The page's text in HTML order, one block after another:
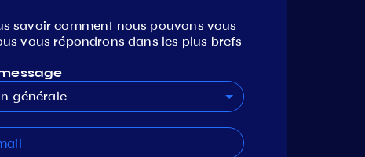
savoir comment nous pouvons vous
vous répondrons dans les plus brefs
générale